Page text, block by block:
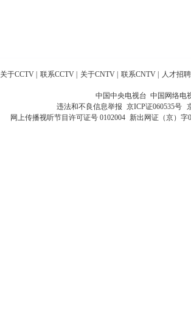
关于CCTV 联系CCTV 关于CNTV 联系CNTV 人才招聘
中国中央电视台 中国网络电
违法和不良信息举报 京ICP证060535号
网上传播视听节目许可证号 0102004 新出网证（京）